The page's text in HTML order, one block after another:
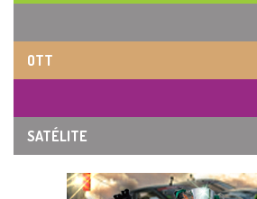
OTT
SATÉLITE